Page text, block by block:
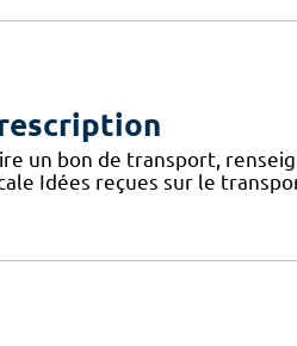
un bon de transport,
Idées reçues sur le